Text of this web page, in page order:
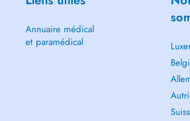
Annuaire médical
et paramédical